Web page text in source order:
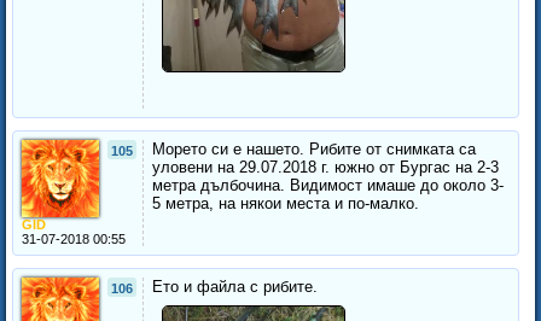
105
GID
31-07-2018 00:55
Морето си е нашето. Рибите от снимката са
уловени на 29.07.2018 г. южно от Бургас на 2-3
метра дълбочина. Видимост имаше до около 3-
5 метра, на някои места и по-малко.
106 Ето и файла с рибите.